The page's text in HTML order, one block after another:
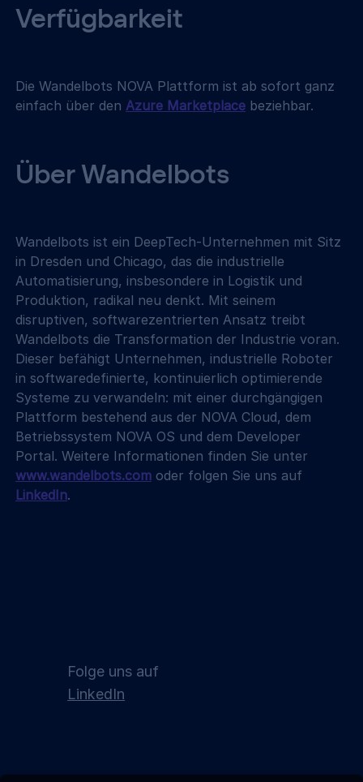
Verfügbarkeit
Die Wandelbots NOVA Plattform ist ab sofort ganz
einfach über den Azure Marketplace beziehbar.
Über Wandelbots
Wandelbots ist ein DeepTech-Unternehmen mit Sitz
in Dresden und Chicago, das die industrielle
Automatisierung, insbesondere in Logistik und
Produktion, radikal neu denkt. Mit seinem
disruptiven, softwarezentrierten Ansatz treibt
Wandelbots die Transformation der Industrie voran.
Dieser befähigt Unternehmen, industrielle Roboter
in softwaredefinierte, kontinuierlich optimierende
Systeme zu verwandeln: mit einer durchgängigen
Plattform bestehend aus der NOVA Cloud, dem
Betriebssystem NOVA OS und dem Developer
Portal. Weitere Informationen finden Sie unter
www.wandelbots.com oder folgen Sie uns auf
LinkedIn.
Folge uns auf
LinkedIn